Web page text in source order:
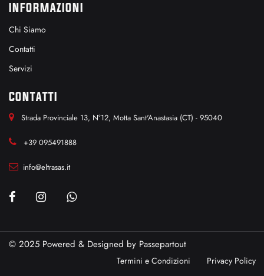
INFORMAZIONI
Chi Siamo
Contatti
Servizi
CONTATTI
Strada Provinciale 13, N°12, Motta Sant'Anastasia (CT) - 95040
+39 095491888
info@eltrasas.it
© 2025 Powered & Designed by Passepartout
Termini e Condizioni Privacy Policy